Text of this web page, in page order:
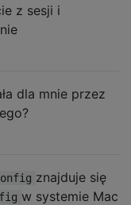
z sesji i
dla mnie przez
znajduje się
w systemie Mac